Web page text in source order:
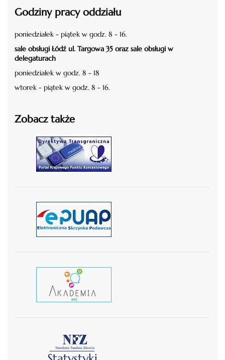
Godziny pracy oddziału
poniedziałek - piątek w godz. 8 - 16.
sale obsługi Łódź ul. Targowa 35 oraz sale obsługi w
delegaturach
poniedziałek w godz. 8 - 18
wtorek - piątek w godz. 8 - 16.
Zobacz także
czytaj więcej
czytaj więcej
czytaj więcej